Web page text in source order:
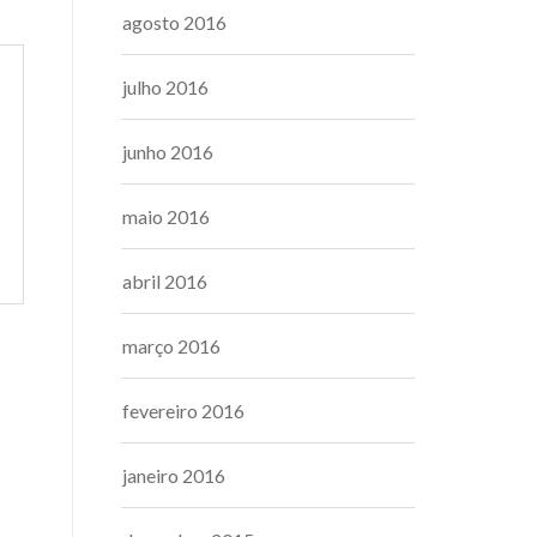
agosto 2016
julho 2016
junho 2016
maio 2016
abril 2016
março 2016
fevereiro 2016
janeiro 2016